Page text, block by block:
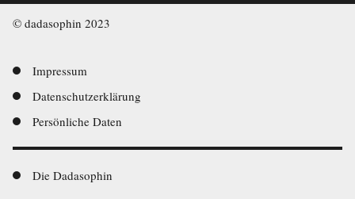
© dadasophin 2023
Footer-
Navigation
Impressum
Datenschutzerklärung
Persönliche Daten
Footer-
Die Dadasophin